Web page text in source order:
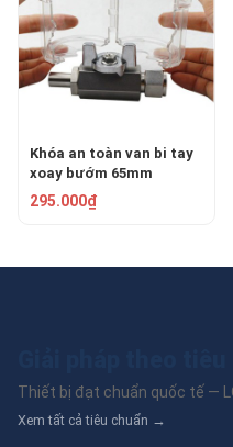
Khóa an toàn van bi tay
xoay bướm 65mm
PROLOCKEY VSBL04
295.000₫
Thiết bị đạt chuẩn quốc tế —
Xem tất cả tiêu chuẩn →